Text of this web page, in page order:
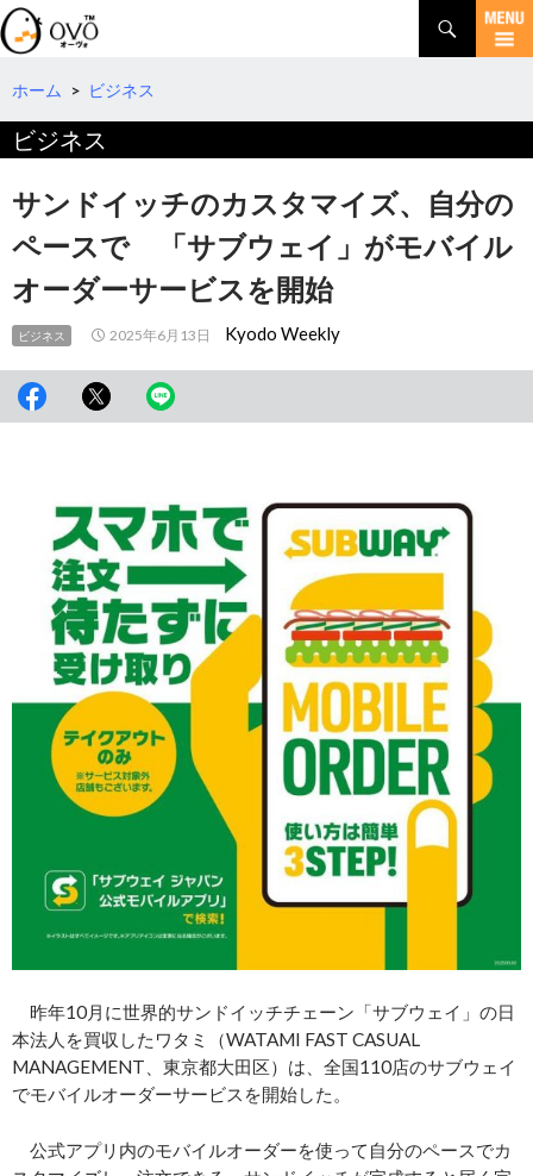
検
索
コ
テ
へ
ホーム > ビジネス
ビジネス
サンドイッチのカスタマイズ、自分の
ペースで 「サブウェイ」がモバイル
オーダーサービスを開始
ビジネス 2025年6月13日 Kyodo Weekly
昨年10月に世界的サンドイッチチェーン「サブウェイ」の日
本法人を買収したワタミ（WATAMI FAST CASUAL
MANAGEMENT、東京都大田区）は、全国110店のサブウェイ
でモバイルオーダーサービスを開始した。
公式アプリ内のモバイルオーダーを使って自分のペースでカ